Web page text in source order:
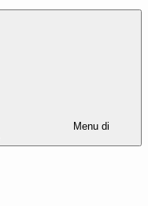
Menu di